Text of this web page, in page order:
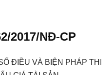
2017/NĐ-CP
ĐIỀU VÀ BIỆN PHÁP THI